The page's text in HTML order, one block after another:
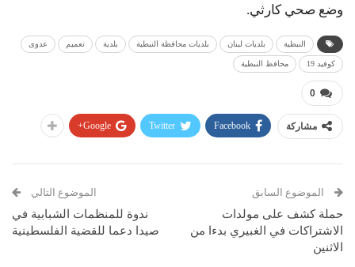
وضع صحي كارثي.
النبطية بلديات لبنان بلديات محافظة النبطية بلدية تعميم عدوى
كوفيد 19 محافظ النبطية
0
مشاركة Facebook
Twitter
Google+
الموضوع السابق
حملة كشف على مولدات
الاشتراكات في الغبيري بدءا من
الاثنين
الموضوع التالي
ندوة للمنظمات الشبابية في
صيدا دعما للقضية الفلسطينية